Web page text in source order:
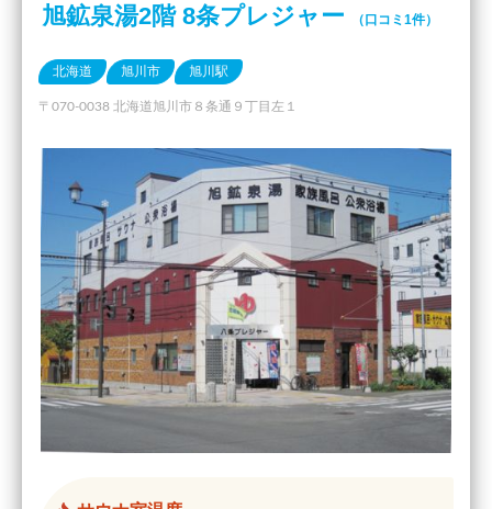
旭鉱泉湯2階 8条プレジャー （口コミ1件）
北海道 旭川市 旭川駅
〒070-0038 北海道旭川市８条通９丁目左１